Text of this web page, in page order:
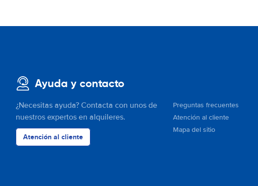
Ayuda y contacto
¿Necesitas ayuda? Contacta con unos de
nuestros expertos en alquileres.
Atención al cliente
Preguntas frecuentes
Atención al cliente
Mapa del sitio